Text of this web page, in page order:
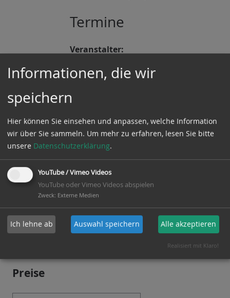
Termine
Veranstalter:
Termine für offene
Sehr gerne könnt Ihr
als geschlossene
Gruppe einen
individuellenTermin
mit uns vereinbaren
Tourinfos
Treffpunkt
: Montgelas-Statue
Preise
Informationen, die wir
speichern
Hier können Sie einsehen und anpassen, welche Information
wir über Sie sammeln. Um mehr zu erfahren, lesen Sie bitte
unsere Datenschutzerklärung.
YouTube / Vimeo Videos
YouTube oder Vimeo Videos abspielen
Zweck: Externe Medien
Ich lehne ab Auswahl speichern Alle akzeptieren
Realisiert mit Klaro!